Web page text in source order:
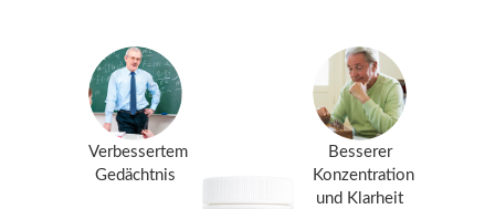
Verbessertem
Gedächtnis
Besserer
Konzentration
und Klarheit